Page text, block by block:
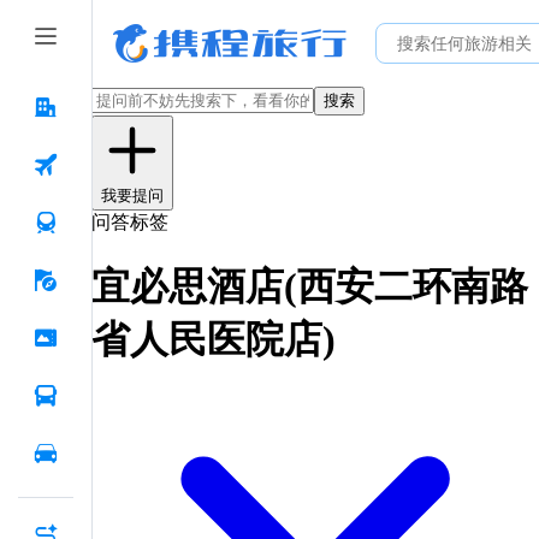
搜索
我要提问
问答标签
宜必思酒店(西安二环南路
省人民医院店)